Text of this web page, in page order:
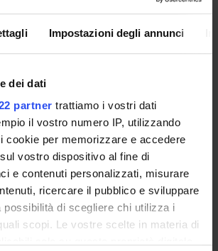
Impostazioni degli annunci
dei dati
partner trattiamo i vostri dati
il vostro numero IP, utilizzando
cookie per memorizzare e accedere
vostro dispositivo al fine di
e contenuti personalizzati, misurare
ricercare il pubblico e sviluppare
possibilità di scegliere chi utilizza i
scopi. Le vostre scelte in materia di
di Scienze Motorie
e istruzione delle pratiche
istituzionale dei docenti della Sezione
(area medica)
UO: Servizi ICT Area Scienze Vita e
gestisce e risolve problematiche
per le strutture e dipartimenti di Area
di Verona.
tecnico devono essere
apposito ticket all'indirizzo